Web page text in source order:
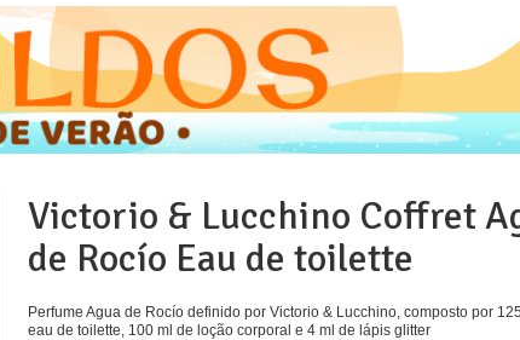
Victorio & Lucchino Coffret
de Rocío Eau de toilette
Perfume Agua de Rocío definido por Victorio & Lucchino, composto por
eau de toilette, 100 ml de loção corporal e 4 ml de lápis glitter